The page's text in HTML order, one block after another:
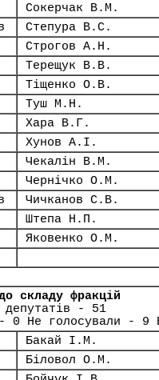
Сокерчак В.М.
Степура В.С.
Строгов А.Н.
Терещук В.В.
Тіщенко О.В.
Туш М.Н.
Хара В.Г.
Хунов А.І.
Чекалін В.М.
Чернічко О.М.
Чичканов С.В.
Штепа Н.П.
Яковенко О.М.
складу фракцій
депутатів - 51
0 Не голосували - 9
Бакай І.М.
Біловол О.М.